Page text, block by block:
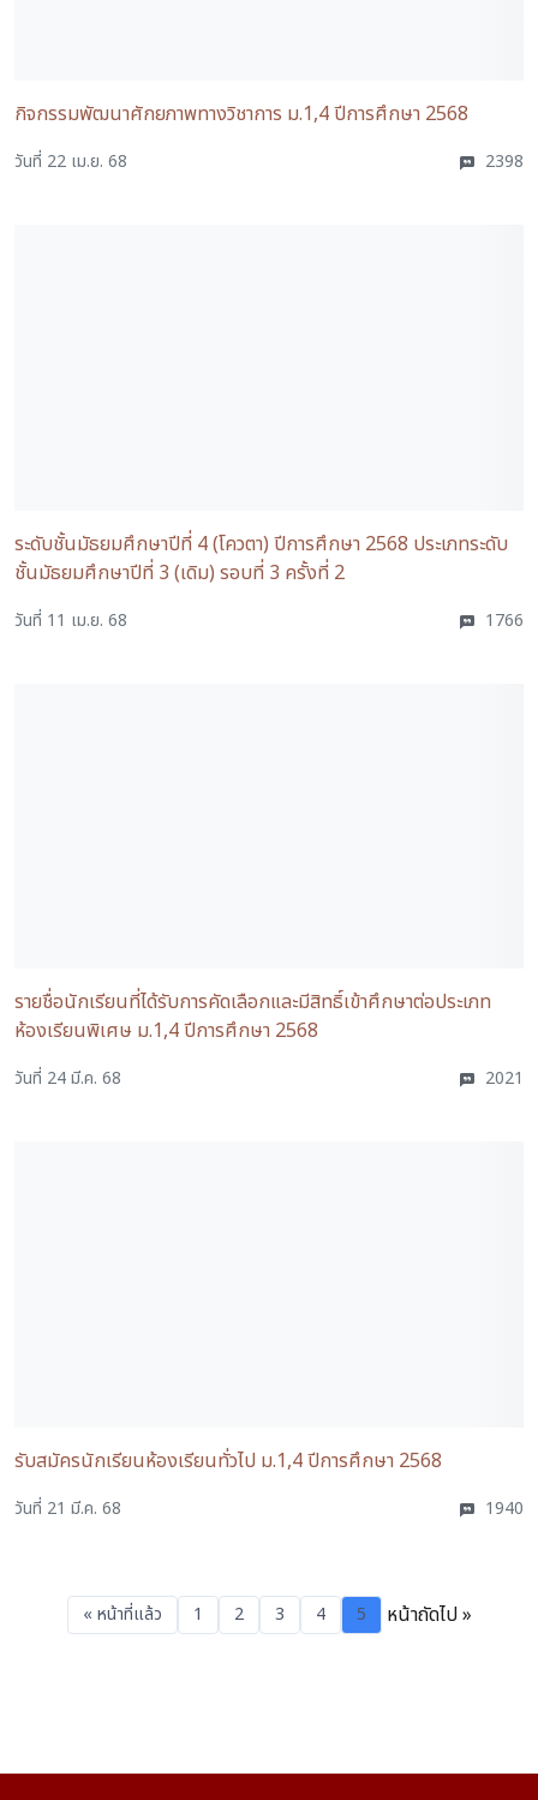
กิจกรรมพัฒนาศักยภาพทางวิชาการ ม.1,4 ปีการศึกษา 2568
วันที่ 22 เม.ย. 68 2398
ระดับชั้นมัธยมศึกษาปีที่ 4 (โควตา) ปีการศึกษา 2568 ประเภทระดับ
ชั้นมัธยมศึกษาปีที่ 3 (เดิม) รอบที่ 3 ครั้งที่ 2
วันที่ 11 เม.ย. 68 1766
รายชื่อนักเรียนที่ได้รับการคัดเลือกและมีสิทธิ์เข้าศึกษาต่อประเภท
ห้องเรียนพิเศษ ม.1,4 ปีการศึกษา 2568
วันที่ 24 มี.ค. 68 2021
รับสมัครนักเรียนห้องเรียนทั่วไป ม.1,4 ปีการศึกษา 2568
วันที่ 21 มี.ค. 68 1940
« หน้าที่แล้ว 1 2 3 4 5 หน้าถัดไป »